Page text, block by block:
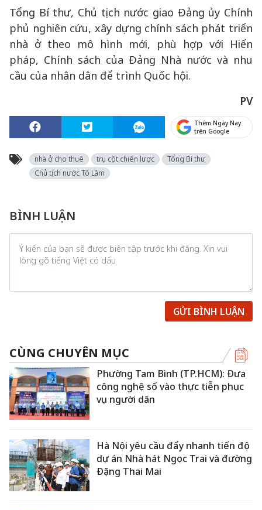
Tổng Bí thư, Chủ tịch nước giao Đảng ủy Chính
phủ nghiên cứu, xây dựng chính sách phát triển
nhà ở theo mô hình mới, phù hợp với Hiến
pháp, Chính sách của Đảng Nhà nước và nhu
cầu của nhân dân để trình Quốc hội.
PV
Thêm Ngày Nay
trên Google
nhà ở cho thuê trụ cột chiến lược
Tổng Bí thư
Chủ tịch nước Tô Lâm
BÌNH LUẬN
GỬI BÌNH LUẬN
CÙNG CHUYÊN MỤC
Phường Tam Bình (TP.HCM): Đưa
công nghệ số vào thực tiễn phục
vụ người dân
Hà Nội yêu cầu đẩy nhanh tiến độ
dự án Nhà hát Ngọc Trai và đường
Đặng Thai Mai